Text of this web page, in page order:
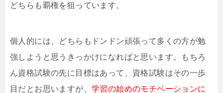
どちらも覇権を狙っています。
個人的には、どちらもドンドン頑張って多くの方が勉
強しようと思うきっかけになればと思います。もちろ
ん資格試験の先に目標はあって、資格試験はその一歩
目だとお思いますが、 学習の始めのモチベーションに